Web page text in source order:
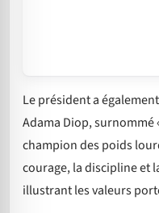
Le président a
Adama Diop, surnommé
champion des poids
courage, la discipline et
illustrant les valeurs